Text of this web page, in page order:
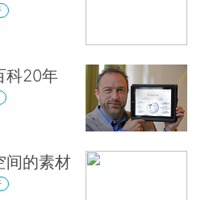
科20年
间的素材